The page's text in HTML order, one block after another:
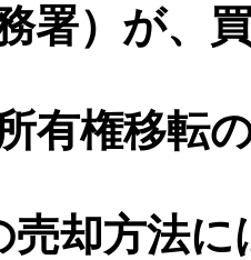
署）が、
有権移転
売却方法